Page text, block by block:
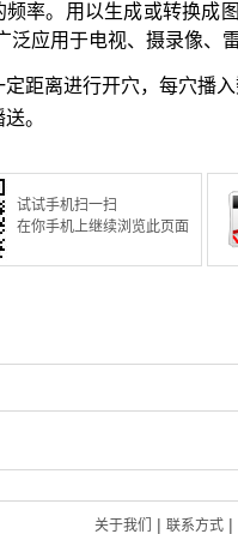
率。用以生成或转换成
泛应用于电视、摄录像、
距离进行开穴，每穴播
。
试试手机扫一扫
在你手机上继续浏览此页面
关于我们 | 联系方式|